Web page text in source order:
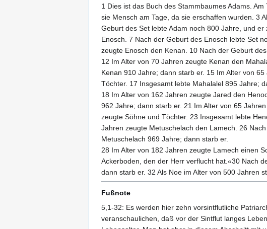
1 Dies ist das Buch des Stammbaumes Adams.
sie Mensch am Tage, da sie erschaffen wurden. 3
Geburt des Set lebte Adam noch 800 Jahre, und
Enosch. 7 Nach der Geburt des Enosch lebte Set
zeugte Enosch den Kenan. 10 Nach der Geburt
12 Im Alter von 70 Jahren zeugte Kenan den
Kenan 910 Jahre; dann starb er. 15 Im Alter von
Töchter. 17 Insgesamt lebte Mahalalel 895 Jahre;
18 Im Alter von 162 Jahren zeugte Jared den
962 Jahre; dann starb er. 21 Im Alter von 65
zeugte Söhne und Töchter. 23 Insgesamt lebte
Jahren zeugte Metuschelach den Lamech. 26
Metuschelach 969 Jahre; dann starb er.
28 Im Alter von 182 Jahren zeugte Lamech einen
Ackerboden, den der Herr verflucht hat.«30 Nach
dann starb er. 32 Als Noe im Alter von 500 Jahren
Fußnote
5,1-32: Es werden hier zehn vorsintflutliche
veranschaulichen, daß vor der Sintflut langes